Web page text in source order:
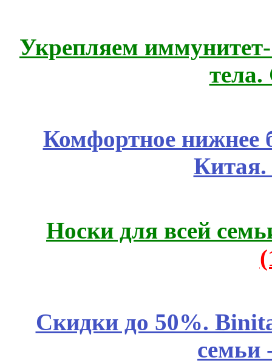
Укрепляем
Комфортное нижнее
Носки для всей
Скидки до 50%.
семьи